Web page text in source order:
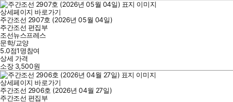
상세페이지 바로가기
주간조선 2907호 (2026년 05월 04일)
주간조선 편집부
조선뉴스프레스
문학/교양
5.0점1명참여
상세 가격
소장 3,500원
상세페이지 바로가기
주간조선 2906호 (2026년 04월 27일)
주간조선 편집부